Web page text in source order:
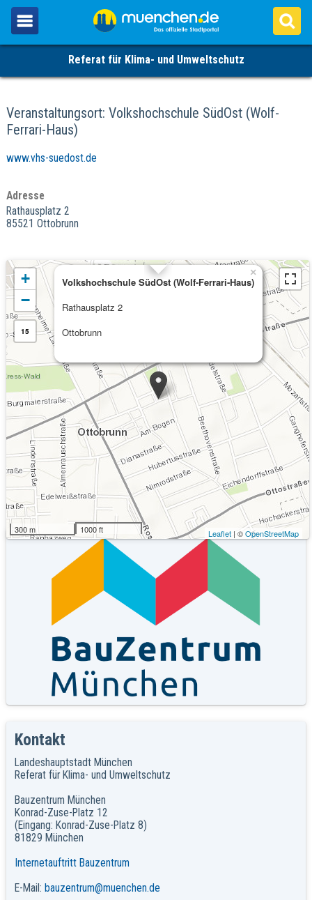
Referat für Klima- und Umweltschutz
Veranstaltungsort: Volkshochschule SüdOst (Wolf-
Ferrari-Haus)
www.vhs-suedost.de
Adresse
Rathausplatz 2
85521 Ottobrunn
Volkshochschule SüdOst (Wolf-Ferrari-Haus)
Rathausplatz 2
Ottobrunn
×
+
−
15
300 m 1000 ft Leaflet| ©OpenStreetMap
Kommende Veranstaltungen
Keine Veranstaltungen an diesem Ort
Kontakt
Landeshauptstadt München
Referat für Klima- und Umweltschutz
Bauzentrum München
Konrad-Zuse-Platz 12
(Eingang: Konrad-Zuse-Platz 8)
81829 München
Internetauftritt Bauzentrum
E-Mail: bauzentrum@muenchen.de